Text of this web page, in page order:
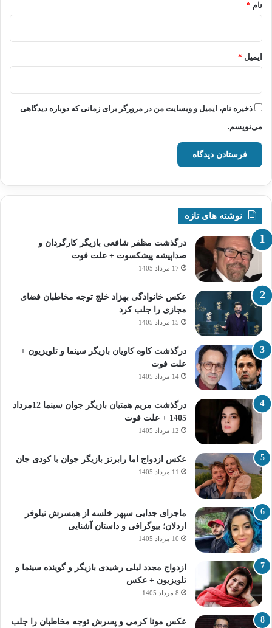
نام *
ایمیل *
ذخیره نام، ایمیل و وبسایت من در مرورگر برای زمانی که دوباره دیدگاهی
می‌نویسم.
نوشته های تازه
درگذشت مظفر شافعی بازیگر کارگردان و
صداپیشه پیشکسوت + علت فوت
17 مرداد 1405
عکس خانوادگی بهزاد خلج توجه مخاطبان فضای
مجازی را جلب کرد
15 مرداد 1405
درگذشت کاوه کاویان بازیگر سینما و تلویزیون +
علت فوت
14 مرداد 1405
درگذشت مریم همتیان بازیگر جوان سینما 12مرداد
1405 + علت فوت
12 مرداد 1405
عکس ازدواج اما رابرتز بازیگر جوان با کودی جان
11 مرداد 1405
ماجرای جدایی سپهر خلسه از همسرش نیلوفر
اردلان؛ بیوگرافی و داستان آشنایی
10 مرداد 1405
ازدواج مجدد لیلی رشیدی بازیگر و گوینده سینما و
تلویزیون + عکس
8 مرداد 1405
عکس مونا کرمی و پسرش توجه مخاطبان را جلب